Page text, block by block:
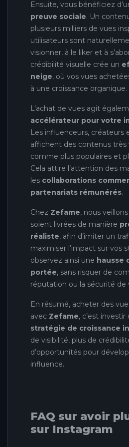
Ensuite, vous bénéficiez
preuve sociale. Un
plusieurs milliers de vues
utilisateurs sont
visionner, à le liker et à
crédibilité visuelle crée un
neige, où vos vues
à une croissance organique.
L’achat de vues agit
accélérateur pour votre
Les influenceurs, créateurs
affichent des contenus très
comme plus populaires et
Cela attire l’attention des
les collaborations
partenariats rémunérés.
Chez Zefame, nous
soient livrées de manière
réaliste, afin d’imiter un
maximiser l’impact sur vos
observez ainsi une hausse
portée, sans risquer de
réputation ou la sécurité
En résumé, acheter des
avec Zefame, c’est investir
stratégie de croissance
de visibilité, plus de
d’opportunités pour
influence.
FAQ sur avoir
sur Instagram